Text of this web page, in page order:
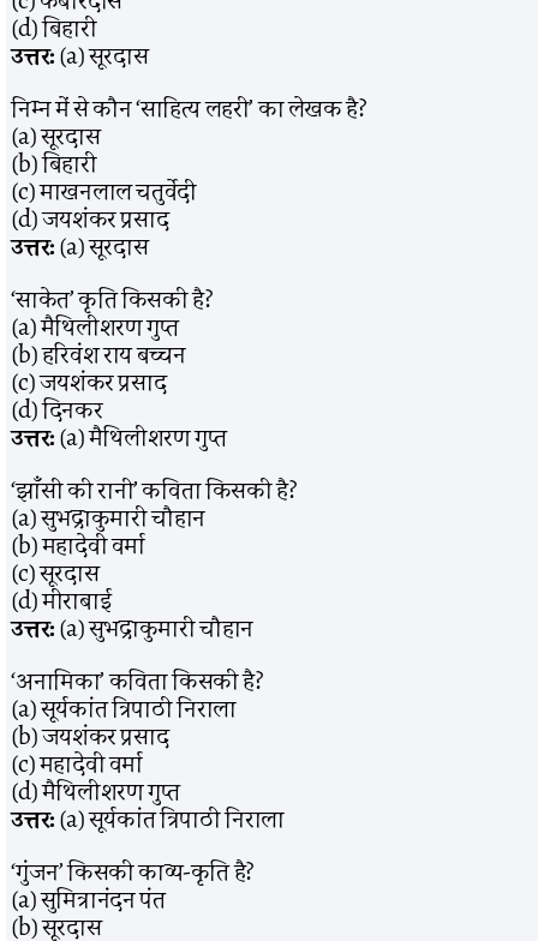
(d) बिहारी
उत्तर:(a) सूरदास
निम्न में से कौन ‘साहित्य लहरी’ का लेखक है?
(a) सूरदास
(b) बिहारी
(c) माखनलाल चतुर्वेदी
(d) जयशंकर प्रसाद
उत्तर:(a) सूरदास
‘साकेत’ कृति किसकी है?
(a) मैथिलीशरण गुप्त
(b) हरिवंश राय बच्चन
(c) जयशंकर प्रसाद
(d) दिनकर
उत्तर:(a) मैथिलीशरण गुप्त
‘झाँसी की रानी’ कविता किसकी है?
(a) सुभद्राकुमारी चौहान
(b) महादेवी वर्मा
(c) सूरदास
(d) मीराबाई
उत्तर:(a) सुभद्राकुमारी चौहान
‘अनामिका’ कविता किसकी है?
(a) सूर्यकांत त्रिपाठी निराला
(b) जयशंकर प्रसाद
(c) महादेवी वर्मा
(d) मैथिलीशरण गुप्त
उत्तर:(a) सूर्यकांत त्रिपाठी निराला
‘गुंजन’ किसकी काव्य-कृति है?
(a) सुमित्रानंदन पंत
(b) सूरदास